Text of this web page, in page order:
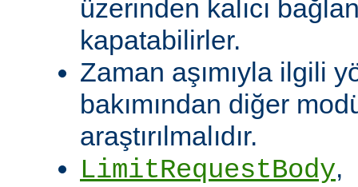
üzerinden kalıcı
kapatabilirler.
Zaman aşımıyla ilgili
bakımından diğer
araştırılmalıdır.
LimitRequestBody,